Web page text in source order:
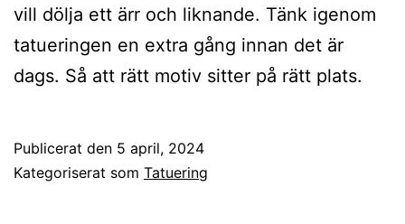
vill dölja ett ärr och liknande. Tänk igenom
tatueringen en extra gång innan det är
dags. Så att rätt motiv sitter på rätt plats.
Publicerat den 5 april, 2024
Kategoriserat som Tatuering